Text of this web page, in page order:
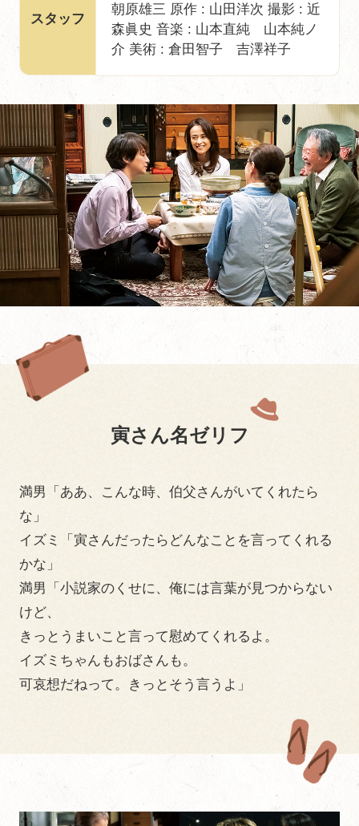
スタッフ
朝原雄三 原作 : 山田洋次 撮影 : 近
森眞史 音楽 : 山本直純 山本純ノ
介 美術 : 倉田智子 吉澤祥子
寅さん名ゼリフ
満男「ああ、こんな時、伯父さんがいてくれたら
な」
イズミ「寅さんだったらどんなことを言ってくれる
かな」
満男「小説家のくせに、俺には言葉が見つからない
けど、
きっとうまいこと言って慰めてくれるよ。
イズミちゃんもおばさんも。
可哀想だねって。きっとそう言うよ」